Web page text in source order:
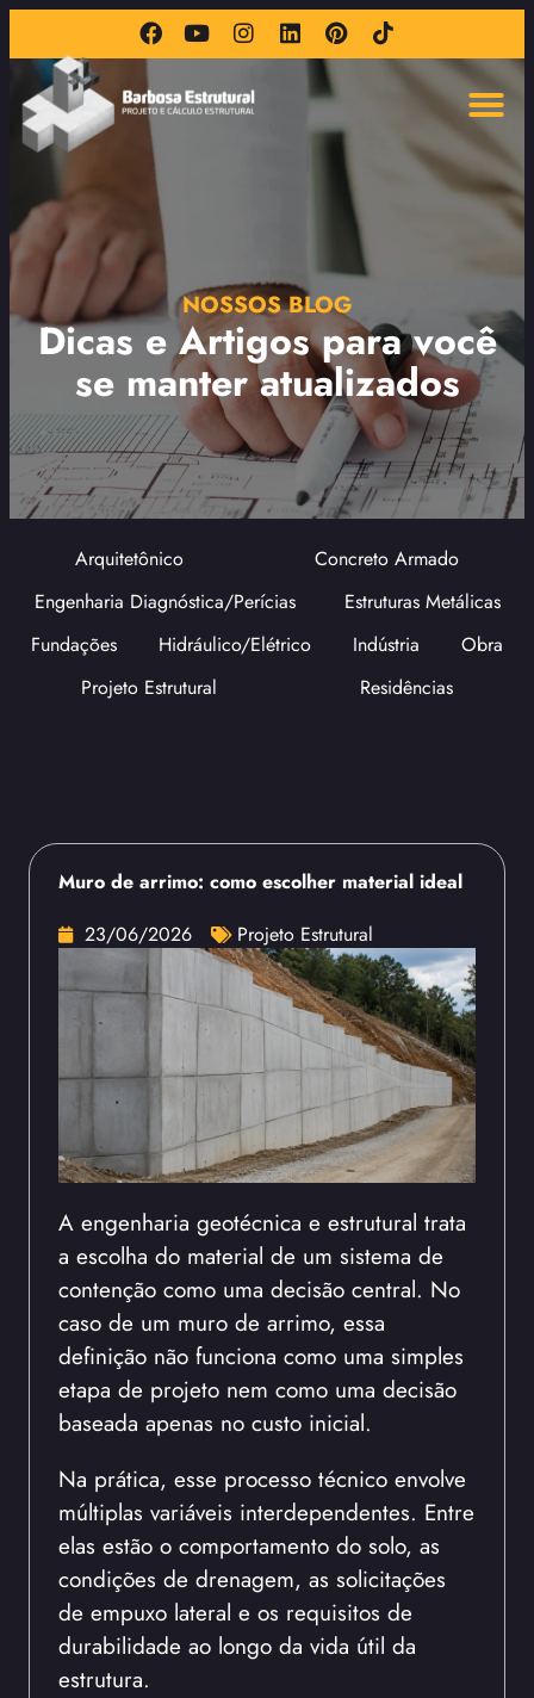
NOSSOS BLOG
Dicas e Artigos para você
se manter atualizados
Arquitetônico
Concreto Armado
Engenharia Diagnóstica/Perícias
Estruturas Metálicas
Fundações
Hidráulico/Elétrico Indústria
Obra
Projeto Estrutural
Residências
Muro de arrimo: como escolher material ideal
23/06/2026
Projeto Estrutural
A engenharia geotécnica e estrutural trata
a escolha do material de um sistema de
contenção como uma decisão central. No
caso de um muro de arrimo, essa
definição não funciona como uma simples
etapa de projeto nem como uma decisão
baseada apenas no custo inicial.
Na prática, esse processo técnico envolve
múltiplas variáveis interdependentes. Entre
elas estão o comportamento do solo, as
condições de drenagem, as solicitações
de empuxo lateral e os requisitos de
durabilidade ao longo da vida útil da
estrutura.